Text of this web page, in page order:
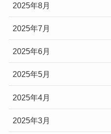
2025年8月
2025年7月
2025年6月
2025年5月
2025年4月
2025年3月